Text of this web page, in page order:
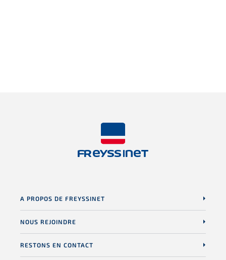
A PROPOS DE FREYSSINET
NOUS REJOINDRE
RESTONS EN CONTACT